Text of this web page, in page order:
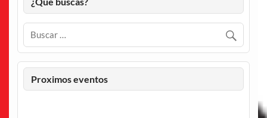
Proximos eventos